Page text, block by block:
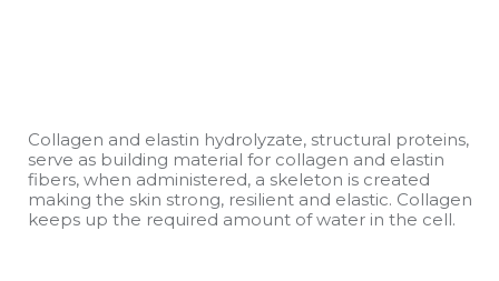
Collagen and elastin hydrolyzate, structural proteins,
serve as building material for collagen and elastin
fibers, when administered, a skeleton is created
making the skin strong, resilient and elastic. Collagen
keeps up the required amount of water in the cell.